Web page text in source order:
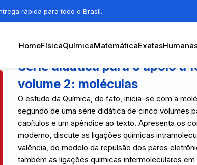
rápida para todo o Brasil.
HomeFísicaQuímicaMatemáticaExatas
Série didática para o apoio a
volume 2: moléculas
O estudo da Química, de fato, inicia–se com a
segundo de uma série didática de cinco volumes
capítulos e um apêndice ao texto. Apresenta os
moderno, discute as ligações químicas
valência, do modelo da repulsão dos pares
também as ligações químicas intermoleculares